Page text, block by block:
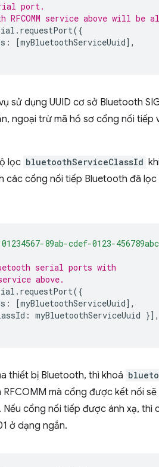
port.
service above will be
. requestPort({
: [myBluetoothServiceUuid],
sử dụng UUID cơ sở Bluetooth
ngoại trừ mã hồ sơ cổng nối tiếp
lọc bluetoothServiceClassId
các cổng nối tiếp Bluetooth đã
89ab-cdef-0123-
serial ports with
above.
. requestPort({
: [myBluetoothServiceUuid],
: myBluetoothServiceUuid }],
thiết bị Bluetooth, thì khoá
RFCOMM mà cổng được kết nối
. Nếu cổng nối tiếp được ánh xạ,
ở dạng ngắn.